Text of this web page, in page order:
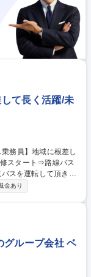
です。時間をかけて
ッフ
て長く活躍/未
スを運転して頂きま
リアに行くことがで
します！※ステップア
社業務全般 【ある1
務開始■10:00 自由
迎★
金あり
グループ会社 ベ